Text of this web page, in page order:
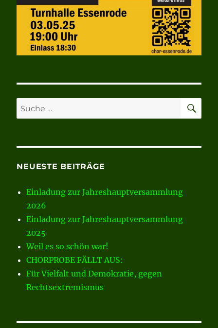
Suche
nach:
NEUESTE BEITRÄGE
Einladung zur Jahreshauptversammlung
2026
Einladung zur Jahreshauptversammlung
2025
Weil es so schön war!
CHORPROBE FÄLLT AUS:
Für Vielfalt und Demokratie, gegen
Rechtsextremismus